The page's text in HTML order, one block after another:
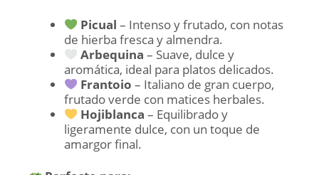
Picual – Intenso y frutado, con notas
de hierba fresca y almendra.
Arbequina – Suave, dulce y
aromática, ideal para platos delicados.
Frantoio – Italiano de gran cuerpo,
frutado verde con matices herbales.
Hojiblanca – Equilibrado y
ligeramente dulce, con un toque de
amargor final.